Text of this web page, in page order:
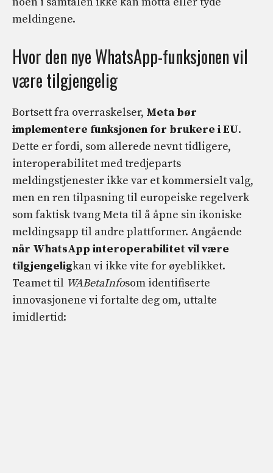
meldingene.
Hvor den nye WhatsApp-funksjonen vil
være tilgjengelig
Bortsett fra overraskelser, Meta bør
implementere funksjonen for brukere i EU.
Dette er fordi, som allerede nevnt tidligere,
interoperabilitet med tredjeparts
meldingstjenester ikke var et kommersielt valg,
men en ren tilpasning til europeiske regelverk
som faktisk tvang Meta til å åpne sin ikoniske
meldingsapp til andre plattformer. Angående
når WhatsApp interoperabilitet vil være
tilgjengeligkan vi ikke vite for øyeblikket.
Teamet til WABetaInfosom identifiserte
innovasjonene vi fortalte deg om, uttalte
imidlertid: